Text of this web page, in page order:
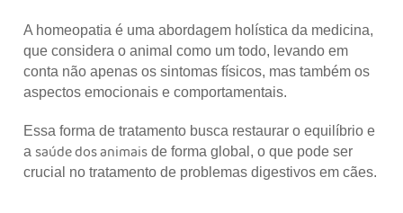
A homeopatia é uma abordagem holística da medicina,
que considera o animal como um todo, levando em
conta não apenas os sintomas físicos, mas também os
aspectos emocionais e comportamentais.
Essa forma de tratamento busca restaurar o equilíbrio e
a saúde dos animais de forma global, o que pode ser
crucial no tratamento de problemas digestivos em cães.